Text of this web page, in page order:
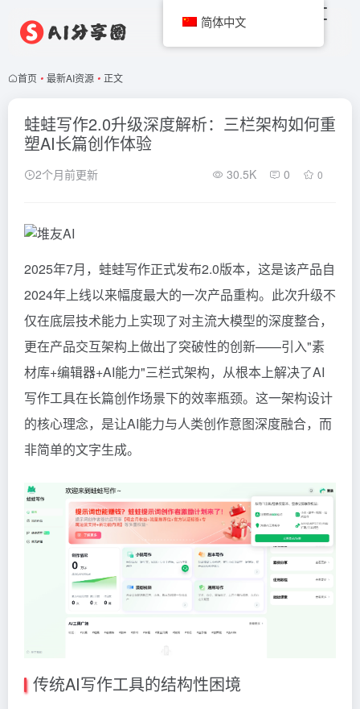
首页 • 最新AI资源 • 正文
蛙蛙写作2.0升级深度解析：三栏架构如何重
塑AI长篇创作体验
2个月前更新 30.5K 0 0
2025年7月， 蛙蛙写作正式发布2.0版本，这是该产品自
2024年上线以来幅度最大的一次产品重构。此次升级不
仅在底层技术能力上实现了对主流大模型的深度整合，
更在产品交互架构上做出了突破性的创新——引入"素
材库+编辑器+AI能力"三栏式架构，从根本上解决了AI
写作工具在长篇创作场景下的效率瓶颈。这一架构设计
的核心理念，是让AI能力与人类创作意图深度融合，而
非简单的文字生成。
传统AI写作工具的结构性困境
简体中文